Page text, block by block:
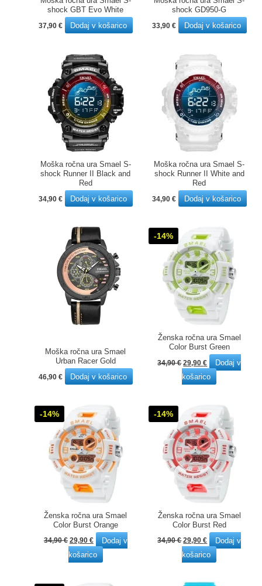
shock GBT Evo White
37,90 € Dodaj v košarico
shock GD950-G
33,90 € Dodaj v košarico
Moška ročna ura Smael S-
shock Runner II Black and
Red
34,90 € Dodaj v košarico
Moška ročna ura Smael S-
shock Runner II White and
Red
34,90 € Dodaj v košarico
Moška ročna ura Smael
Urban Racer Gold
46,90 € Dodaj v košarico
-14%
Ženska ročna ura Smael
Color Burst Green
34,90€ Izvirna
cena
je
bila:
29,90€Trenutna
cena
je:
29,90 €.
Dodaj v
košarico
-14%
Ženska ročna ura Smael
Color Burst Orange
34,90€ Izvirna
cena
je
bila:
29,90 €Trenutna
cena
je:
29,90 €.
Dodaj v
košarico
-14%
Ženska ročna ura Smael
Color Burst Red
34,90€ Izvirna
cena
je
bila:
29,90€Trenutna
cena
je:
29,90 €.
Dodaj v
košarico